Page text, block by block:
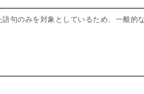
句のみを対象としているため、一般的